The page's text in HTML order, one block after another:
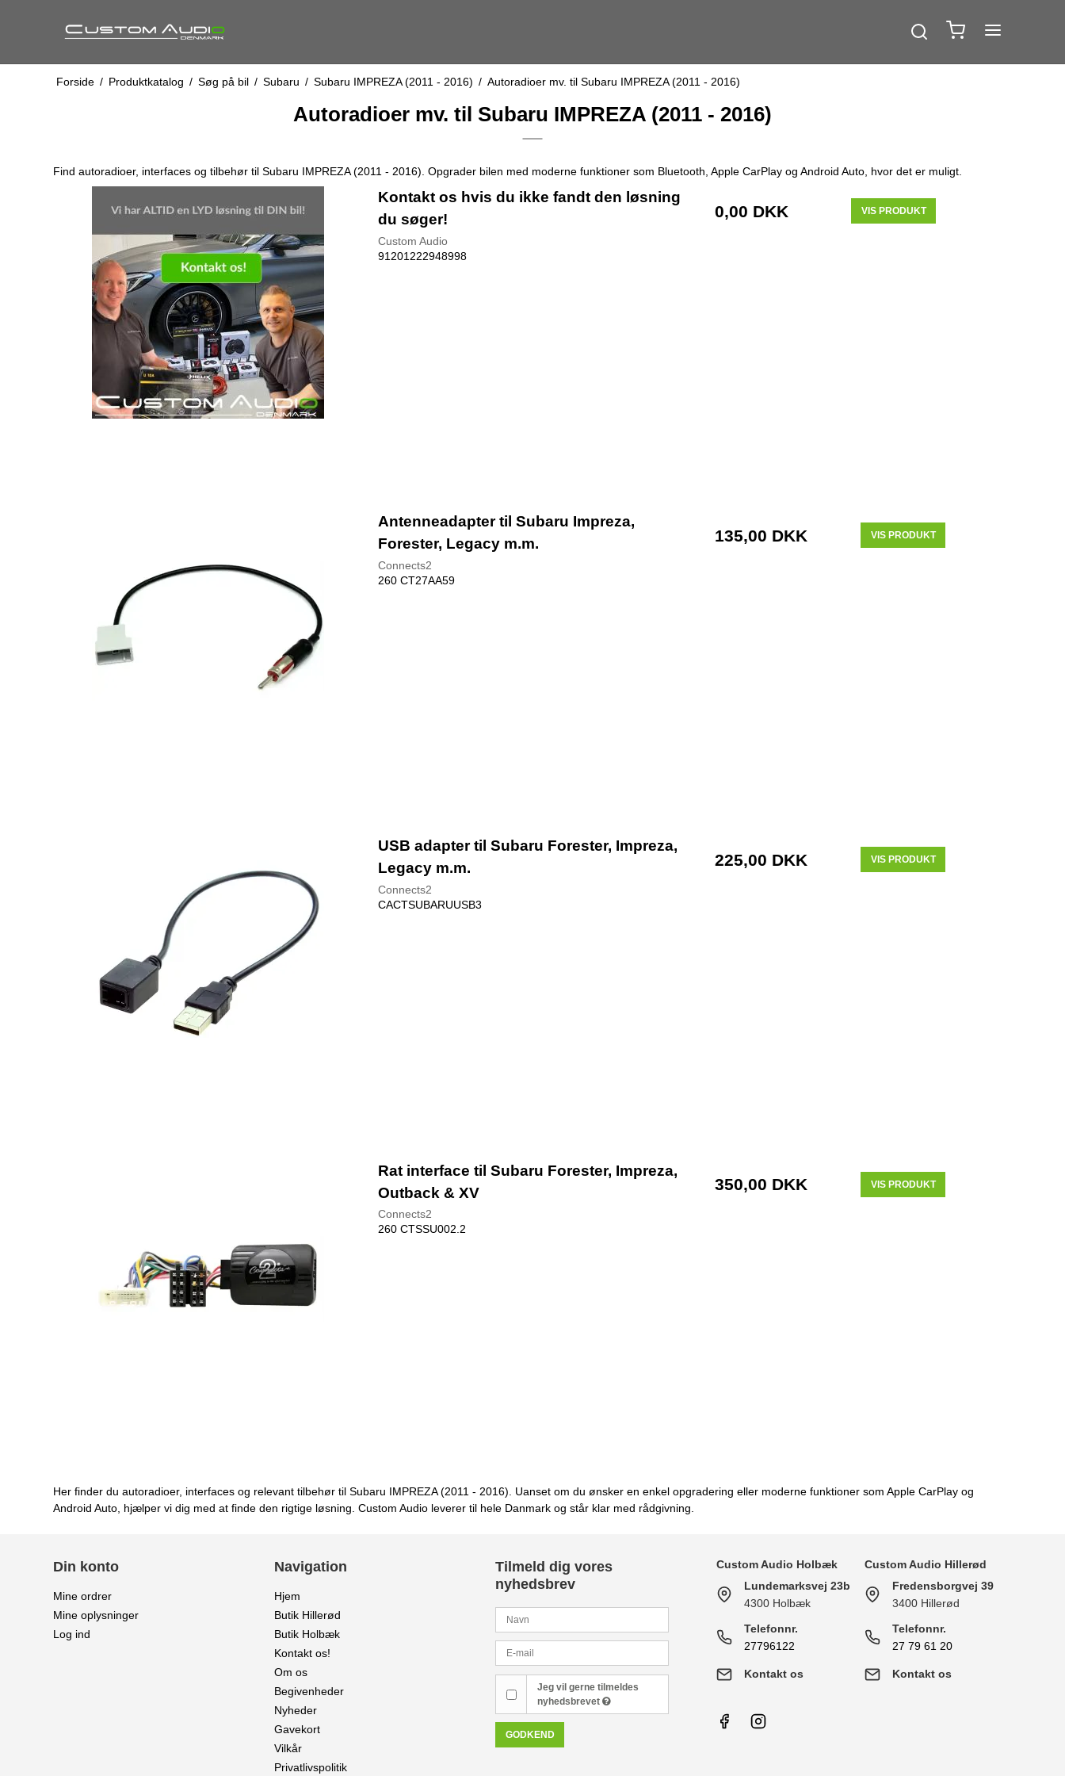
Forside / Produktkatalog / Søg på bil / Subaru / Subaru IMPREZA (2011 - 2016) / Autoradioer mv. til Subaru IMPREZA (2011 - 2016)
Autoradioer mv. til Subaru IMPREZA (2011 - 2016)
Find autoradioer, interfaces og tilbehør til Subaru IMPREZA (2011 - 2016). Opgrader bilen med moderne funktioner som Bluetooth, Apple CarPlay og Android Auto, hvor det er muligt.
Kontakt os hvis du ikke fandt den løsning
du søger!
Custom Audio
91201222948998
0,00 DKK VIS PRODUKT
Antenneadapter til Subaru Impreza,
Forester, Legacy m.m.
Connects2
260 CT27AA59
135,00 DKK VIS PRODUKT
USB adapter til Subaru Forester, Impreza,
Legacy m.m.
Connects2
CACTSUBARUUSB3
225,00 DKK VIS PRODUKT
Rat interface til Subaru Forester, Impreza,
Outback & XV
Connects2
260 CTSSU002.2
350,00 DKK VIS PRODUKT
Her finder du autoradioer, interfaces og relevant tilbehør til Subaru IMPREZA (2011 - 2016). Uanset om du ønsker en enkel opgradering eller moderne funktioner som Apple CarPlay og
Android Auto, hjælper vi dig med at finde den rigtige løsning. Custom Audio leverer til hele Danmark og står klar med rådgivning.
Din konto
Mine ordrer
Mine oplysninger
Log ind
Navigation
Hjem
Butik Hillerød
Butik Holbæk
Kontakt os!
Om os
Begivenheder
Nyheder
Gavekort
Vilkår
Privatlivspolitik
Tilmeld dig vores
nyhedsbrev
Jeg vil gerne tilmeldes
nyhedsbrevet
GODKEND
Custom Audio Holbæk
Lundemarksvej 23b
4300 Holbæk
Telefonnr.
27796122
Kontakt os
Custom Audio Hillerød
Fredensborgvej 39
3400 Hillerød
Telefonnr.
27 79 61 20
Kontakt os